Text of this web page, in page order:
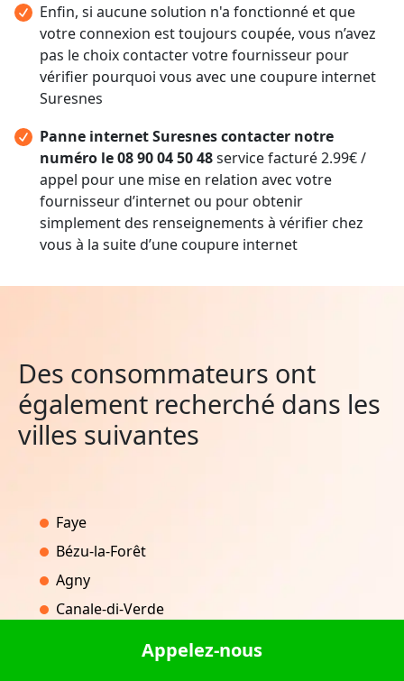
Enfin, si aucune solution n'a fonctionné et que
votre connexion est toujours coupée, vous n’avez
pas le choix contacter votre fournisseur pour
vérifier pourquoi vous avec une coupure internet
Suresnes
Panne internet Suresnes contacter notre
numéro le 08 90 04 50 48service facturé 2.99€ /
appel pour une mise en relation avec votre
fournisseur d’internet ou pour obtenir
simplement des renseignements à vérifier chez
vous à la suite d’une coupure internet
Des consommateurs ont
également recherché dans les
villes suivantes
Faye
Bézu-la-Forêt
Agny
Canale-di-Verde
Appelez-nous